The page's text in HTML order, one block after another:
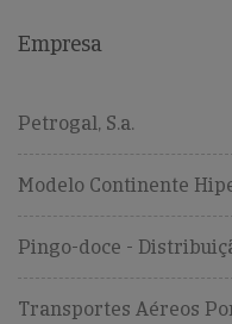
Empresa
Petrogal, S.a.
Modelo Continente
Pingo-doce -
Transportes Aéreos